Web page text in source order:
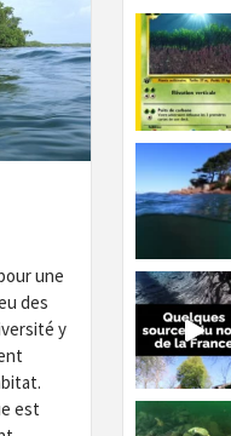
une
des
y
est